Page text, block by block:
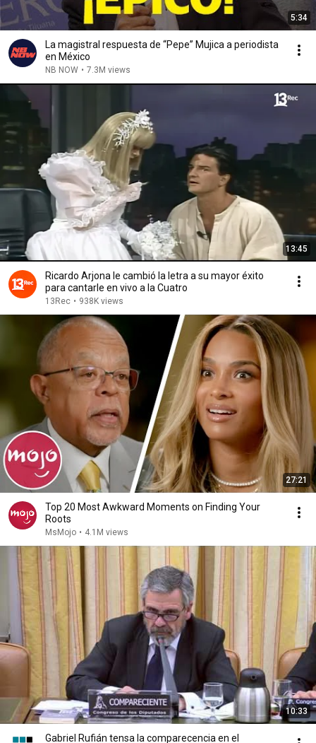
5:34
La magistral respuesta de “Pepe” Mujica a periodista
en México
NB NOW • 7.3M views
13:45
Ricardo Arjona le cambió la letra a su mayor éxito
para cantarle en vivo a la Cuatro
13Rec • 938K views
27:21
Top 20 Most Awkward Moments on Finding Your
Roots
MsMojo • 4.1M views
10:33
Gabriel Rufián tensa la comparecencia en el